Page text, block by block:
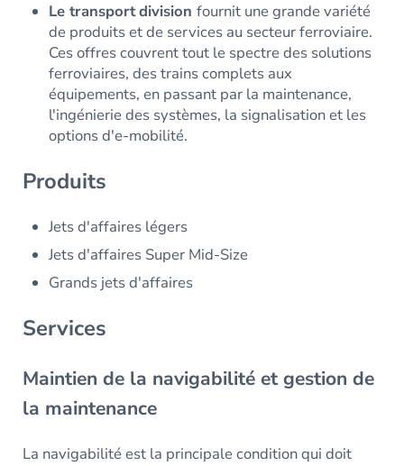
Le transportdivisionfournit une grande variété
de produits et de services au secteur ferroviaire.
Ces offres couvrent tout le spectre des solutions
ferroviaires, des trains complets aux
équipements, en passant par la maintenance,
l'ingénierie des systèmes, la signalisation et les
options d'e-mobilité.
Produits
Jets d'affaires légers
Jets d'affaires Super Mid-Size
Grands jets d'affaires
Services
Maintien de la navigabilité et gestion de
la maintenance
La navigabilité est la principale condition qui doit